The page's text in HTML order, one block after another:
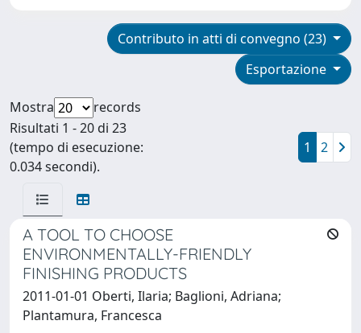
Contributo in atti di convegno (23)
Esportazione
Mostra
records
Risultati 1 - 20 di 23
(tempo di esecuzione:
0.034 secondi).
1 2
A TOOL TO CHOOSE
ENVIRONMENTALLY-FRIENDLY
FINISHING PRODUCTS
2011-01-01 Oberti, Ilaria; Baglioni, Adriana;
Plantamura, Francesca